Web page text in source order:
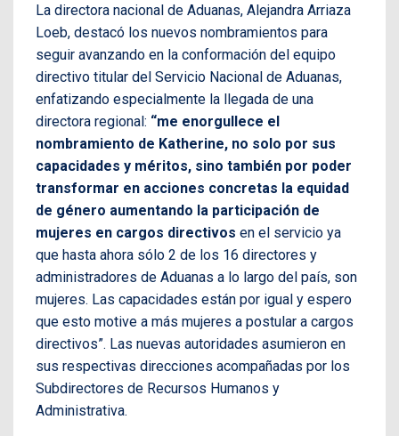
La directora nacional de Aduanas, Alejandra Arriaza
Loeb, destacó los nuevos nombramientos para
seguir avanzando en la conformación del equipo
directivo titular del Servicio Nacional de Aduanas,
enfatizando especialmente la llegada de una
directora regional: “me enorgullece el
nombramiento de Katherine, no solo por sus
capacidades y méritos, sino también por poder
transformar en acciones concretas la equidad
de género aumentando la participación de
mujeres en cargos directivos en el servicio ya
que hasta ahora sólo 2 de los 16 directores y
administradores de Aduanas a lo largo del país, son
mujeres. Las capacidades están por igual y espero
que esto motive a más mujeres a postular a cargos
directivos”. Las nuevas autoridades asumieron en
sus respectivas direcciones acompañadas por los
Subdirectores de Recursos Humanos y
Administrativa.